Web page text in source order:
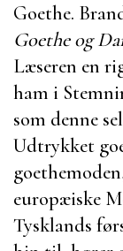
Goethe.
Goethe og
Læseren en
ham i
som denne
Udtrykket
europæiske
Tysklands